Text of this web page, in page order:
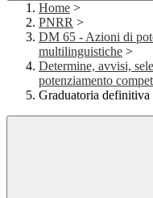
Home >
PNRR >
DM 65 - Azioni di
multilinguistiche >
Determine, avvisi,
potenziamento
Graduatoria definitiva